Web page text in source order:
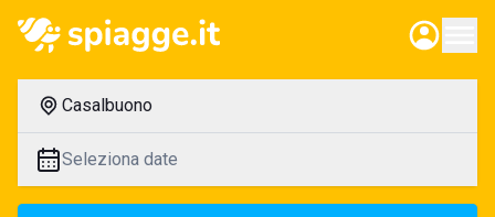
Casalbuono
Seleziona date